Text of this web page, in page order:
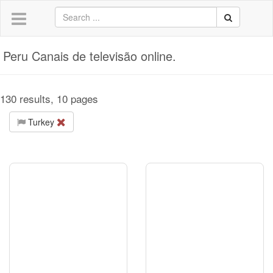
Peru Canais de televisão online.
130 results, 10 pages
Turkey